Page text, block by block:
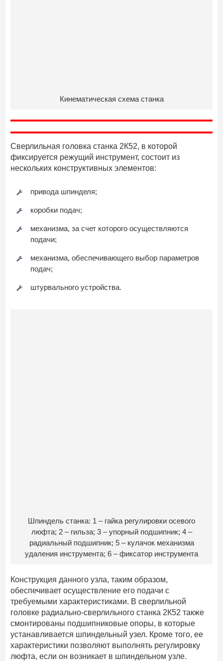
Кинематическая схема станка
Сверлильная головка станка 2К52, в которой
фиксируется режущий инструмент, состоит из
нескольких конструктивных элементов:
привода шпинделя;
коробки подач;
механизма, за счет которого осуществляются
подачи;
механизма, обеспечивающего выбор параметров
подач;
штурвального устройства.
Шпиндель станка: 1 – гайка регулировки осевого
люфта; 2 – гильза; 3 – упорный подшипник; 4 –
радиальный подшипник; 5 – кулачок механизма
удаления инструмента; 6 – фиксатор инструмента
Конструкция данного узла, таким образом,
обеспечивает осуществление его подачи с
требуемыми характеристиками. В сверлильной
головке радиально-сверлильного станка 2К52 также
смонтированы подшипниковые опоры, в которые
устанавливается шпиндельный узел. Кроме того, ее
характеристики позволяют выполнять регулировку
люфта, если он возникает в шпиндельном узле.